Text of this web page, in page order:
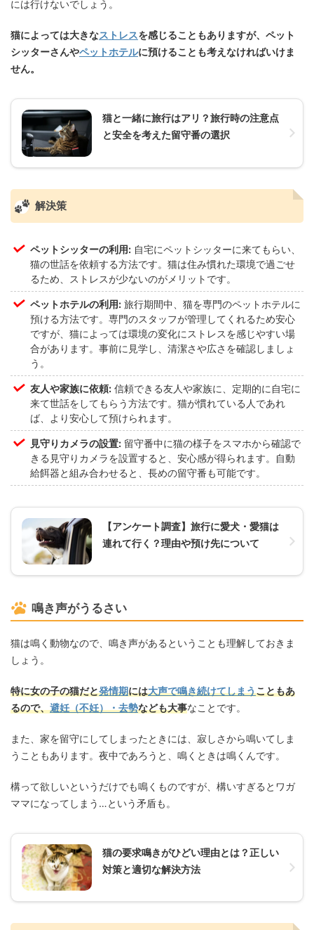
には行けないでしょう。
猫によっては大きなストレスを感じることもありますが、ペット
シッターさんやペットホテルに預けることも考えなければいけま
せん。
猫と一緒に旅行はアリ？旅行時の注意点
と安全を考えた留守番の選択
解決策
ペットシッターの利用: 自宅にペットシッターに来てもらい、
猫の世話を依頼する方法です。猫は住み慣れた環境で過ごせ
るため、ストレスが少ないのがメリットです。
ペットホテルの利用: 旅行期間中、猫を専門のペットホテルに
預ける方法です。専門のスタッフが管理してくれるため安心
ですが、猫によっては環境の変化にストレスを感じやすい場
合があります。事前に見学し、清潔さや広さを確認しましょ
う。
友人や家族に依頼: 信頼できる友人や家族に、定期的に自宅に
来て世話をしてもらう方法です。猫が慣れている人であれ
ば、より安心して預けられます。
見守りカメラの設置: 留守番中に猫の様子をスマホから確認で
きる見守りカメラを設置すると、安心感が得られます。自動
給餌器と組み合わせると、長めの留守番も可能です。
【アンケート調査】旅行に愛犬・愛猫は
連れて行く？理由や預け先について
鳴き声がうるさい
猫は鳴く動物なので、鳴き声があるということも理解しておきま
しょう。
特に女の子の猫だと発情期には大声で鳴き続けてしまうこともあ
るので、避妊（不妊）・去勢なども大事なことです。
また、家を留守にしてしまったときには、寂しさから鳴いてしま
うこともあります。夜中であろうと、鳴くときは鳴くんです。
構って欲しいというだけでも鳴くものですが、構いすぎるとワガ
ママになってしまう…という矛盾も。
猫の要求鳴きがひどい理由とは？正しい
対策と適切な解決方法